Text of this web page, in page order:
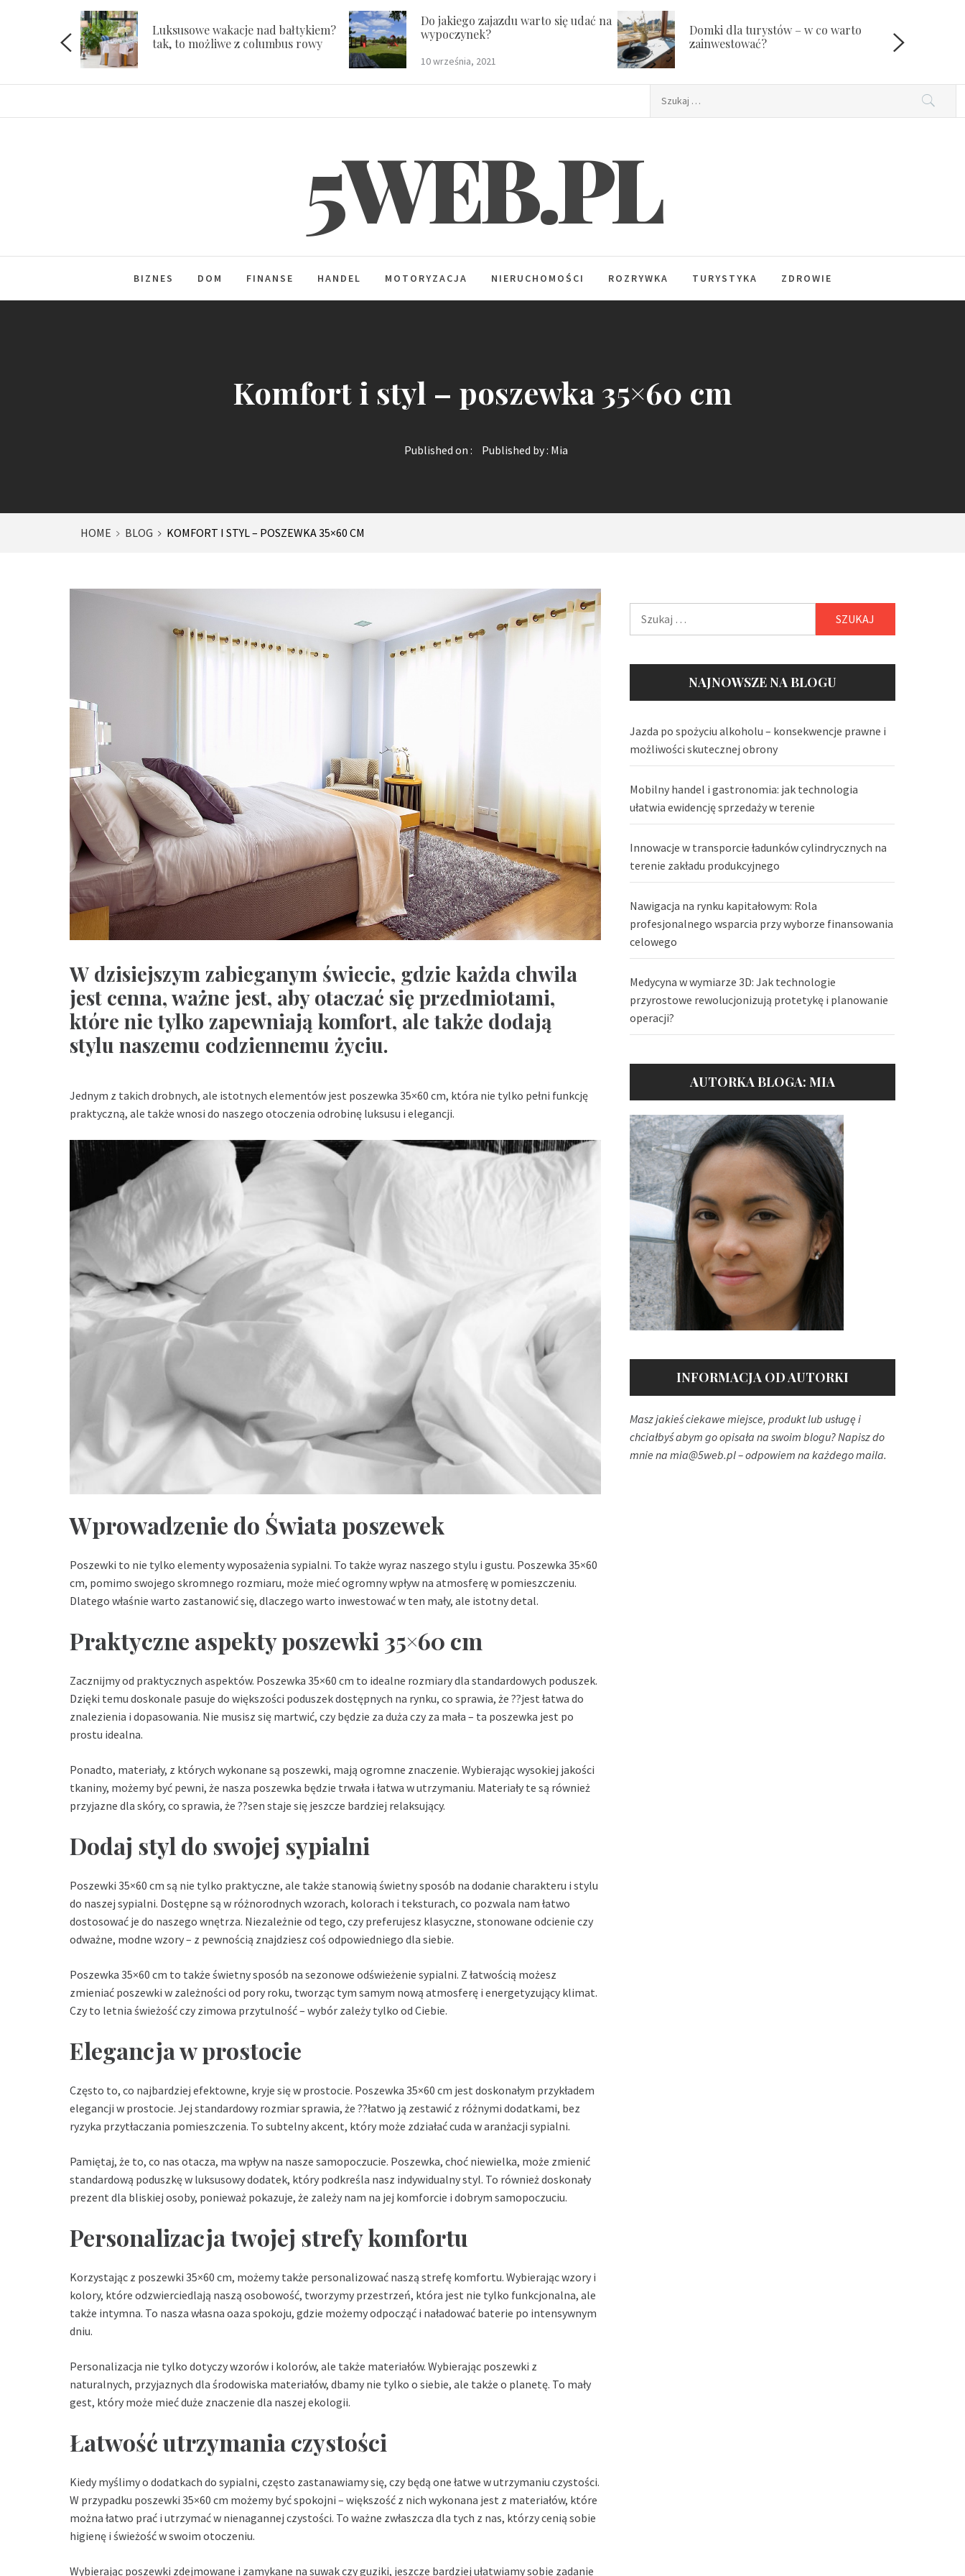
Luksusowe wakacje nad bałtykiem?
tak, to możliwe z columbus rowy
Do jakiego zajazdu warto się udać na
wypoczynek?
10 września, 2021
Domki dla turystów – w co warto
zainwestować?
5WEB.PL
BIZNES DOM FINANSE HANDEL MOTORYZACJA NIERUCHOMOŚCI ROZRYWKA TURYSTYKA ZDROWIE
Komfort i styl – poszewka 35×60 cm
Published on : Published by : Mia
HOME BLOG KOMFORT I STYL – POSZEWKA 35×60 CM
W dzisiejszym zabieganym świecie, gdzie każda chwila
jest cenna, ważne jest, aby otaczać się przedmiotami,
które nie tylko zapewniają komfort, ale także dodają
stylu naszemu codziennemu życiu.
Jednym z takich drobnych, ale istotnych elementów jest poszewka 35×60 cm, która nie tylko pełni funkcję
praktyczną, ale także wnosi do naszego otoczenia odrobinę luksusu i elegancji.
Wprowadzenie do Świata poszewek
Poszewki to nie tylko elementy wyposażenia sypialni. To także wyraz naszego stylu i gustu. Poszewka 35×60
cm, pomimo swojego skromnego rozmiaru, może mieć ogromny wpływ na atmosferę w pomieszczeniu.
Dlatego właśnie warto zastanowić się, dlaczego warto inwestować w ten mały, ale istotny detal.
Praktyczne aspekty poszewki 35×60 cm
Zacznijmy od praktycznych aspektów. Poszewka 35×60 cm to idealne rozmiary dla standardowych poduszek.
Dzięki temu doskonale pasuje do większości poduszek dostępnych na rynku, co sprawia, że ??jest łatwa do
znalezienia i dopasowania. Nie musisz się martwić, czy będzie za duża czy za mała – ta poszewka jest po
prostu idealna.
Ponadto, materiały, z których wykonane są poszewki, mają ogromne znaczenie. Wybierając wysokiej jakości
tkaniny, możemy być pewni, że nasza poszewka będzie trwała i łatwa w utrzymaniu. Materiały te są również
przyjazne dla skóry, co sprawia, że ??sen staje się jeszcze bardziej relaksujący.
Dodaj styl do swojej sypialni
Poszewki 35×60 cm są nie tylko praktyczne, ale także stanowią świetny sposób na dodanie charakteru i stylu
do naszej sypialni. Dostępne są w różnorodnych wzorach, kolorach i teksturach, co pozwala nam łatwo
dostosować je do naszego wnętrza. Niezależnie od tego, czy preferujesz klasyczne, stonowane odcienie czy
odważne, modne wzory – z pewnością znajdziesz coś odpowiedniego dla siebie.
Poszewka 35×60 cm to także świetny sposób na sezonowe odświeżenie sypialni. Z łatwością możesz
zmieniać poszewki w zależności od pory roku, tworząc tym samym nową atmosferę i energetyzujący klimat.
Czy to letnia świeżość czy zimowa przytulność – wybór zależy tylko od Ciebie.
Elegancja w prostocie
Często to, co najbardziej efektowne, kryje się w prostocie. Poszewka 35×60 cm jest doskonałym przykładem
elegancji w prostocie. Jej standardowy rozmiar sprawia, że ??łatwo ją zestawić z różnymi dodatkami, bez
ryzyka przytłaczania pomieszczenia. To subtelny akcent, który może zdziałać cuda w aranżacji sypialni.
Pamiętaj, że to, co nas otacza, ma wpływ na nasze samopoczucie. Poszewka, choć niewielka, może zmienić
standardową poduszkę w luksusowy dodatek, który podkreśla nasz indywidualny styl. To również doskonały
prezent dla bliskiej osoby, ponieważ pokazuje, że zależy nam na jej komforcie i dobrym samopoczuciu.
Personalizacja twojej strefy komfortu
Korzystając z poszewki 35×60 cm, możemy także personalizować naszą strefę komfortu. Wybierając wzory i
kolory, które odzwierciedlają naszą osobowość, tworzymy przestrzeń, która jest nie tylko funkcjonalna, ale
także intymna. To nasza własna oaza spokoju, gdzie możemy odpocząć i naładować baterie po intensywnym
dniu.
Personalizacja nie tylko dotyczy wzorów i kolorów, ale także materiałów. Wybierając poszewki z
naturalnych, przyjaznych dla środowiska materiałów, dbamy nie tylko o siebie, ale także o planetę. To mały
gest, który może mieć duże znaczenie dla naszej ekologii.
Łatwość utrzymania czystości
Kiedy myślimy o dodatkach do sypialni, często zastanawiamy się, czy będą one łatwe w utrzymaniu czystości.
W przypadku poszewki 35×60 cm możemy być spokojni – większość z nich wykonana jest z materiałów, które
można łatwo prać i utrzymać w nienagannej czystości. To ważne zwłaszcza dla tych z nas, którzy cenią sobie
higienę i świeżość w swoim otoczeniu.
Wybierając poszewki zdejmowane i zamykane na suwak czy guziki, jeszcze bardziej ułatwiamy sobie zadanie
NAJNOWSZE NA BLOGU
Jazda po spożyciu alkoholu – konsekwencje prawne i
możliwości skutecznej obrony
Mobilny handel i gastronomia: jak technologia
ułatwia ewidencję sprzedaży w terenie
Innowacje w transporcie ładunków cylindrycznych na
terenie zakładu produkcyjnego
Nawigacja na rynku kapitałowym: Rola
profesjonalnego wsparcia przy wyborze finansowania
celowego
Medycyna w wymiarze 3D: Jak technologie
przyrostowe rewolucjonizują protetykę i planowanie
operacji?
AUTORKA BLOGA: MIA
INFORMACJA OD AUTORKI
Masz jakieś ciekawe miejsce, produkt lub usługę i
chciałbyś abym go opisała na swoim blogu? Napisz do
mnie na mia@5web.pl– odpowiem na każdego maila.